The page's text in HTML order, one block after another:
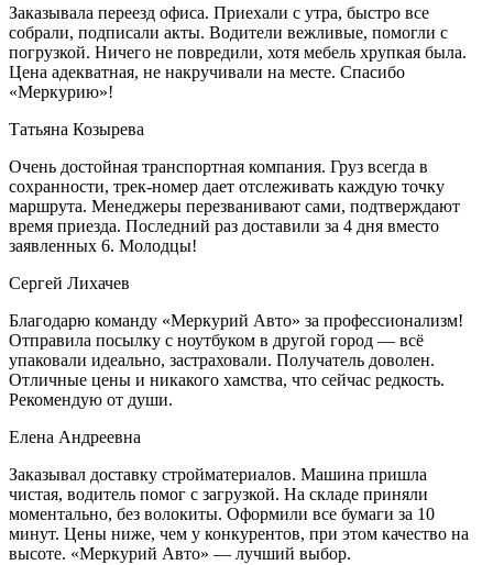
Заказывала переезд офиса. Приехали с утра, быстро все
собрали, подписали акты. Водители вежливые, помогли с
погрузкой. Ничего не повредили, хотя мебель хрупкая была.
Цена адекватная, не накручивали на месте. Спасибо
«Меркурию»!
Татьяна Козырева
Очень достойная транспортная компания. Груз всегда в
сохранности, трек-номер дает отслеживать каждую точку
маршрута. Менеджеры перезванивают сами, подтверждают
время приезда. Последний раз доставили за 4 дня вместо
заявленных 6. Молодцы!
Сергей Лихачев
Благодарю команду «Меркурий Авто» за профессионализм!
Отправила посылку с ноутбуком в другой город — всё
упаковали идеально, застраховали. Получатель доволен.
Отличные цены и никакого хамства, что сейчас редкость.
Рекомендую от души.
Елена Андреевна
Заказывал доставку стройматериалов. Машина пришла
чистая, водитель помог с загрузкой. На складе приняли
моментально, без волокиты. Оформили все бумаги за 10
минут. Цены ниже, чем у конкурентов, при этом качество на
высоте. «Меркурий Авто» — лучший выбор.